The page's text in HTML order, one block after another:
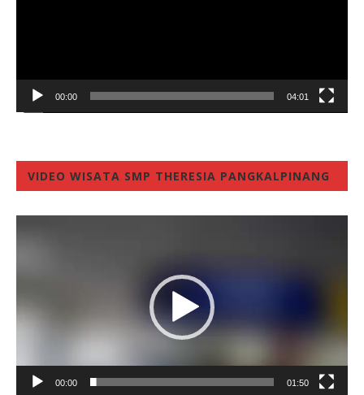
00:00 04:01
VIDEO WISATA SMP THERESIA PANGKALPINANG
00:00 01:50